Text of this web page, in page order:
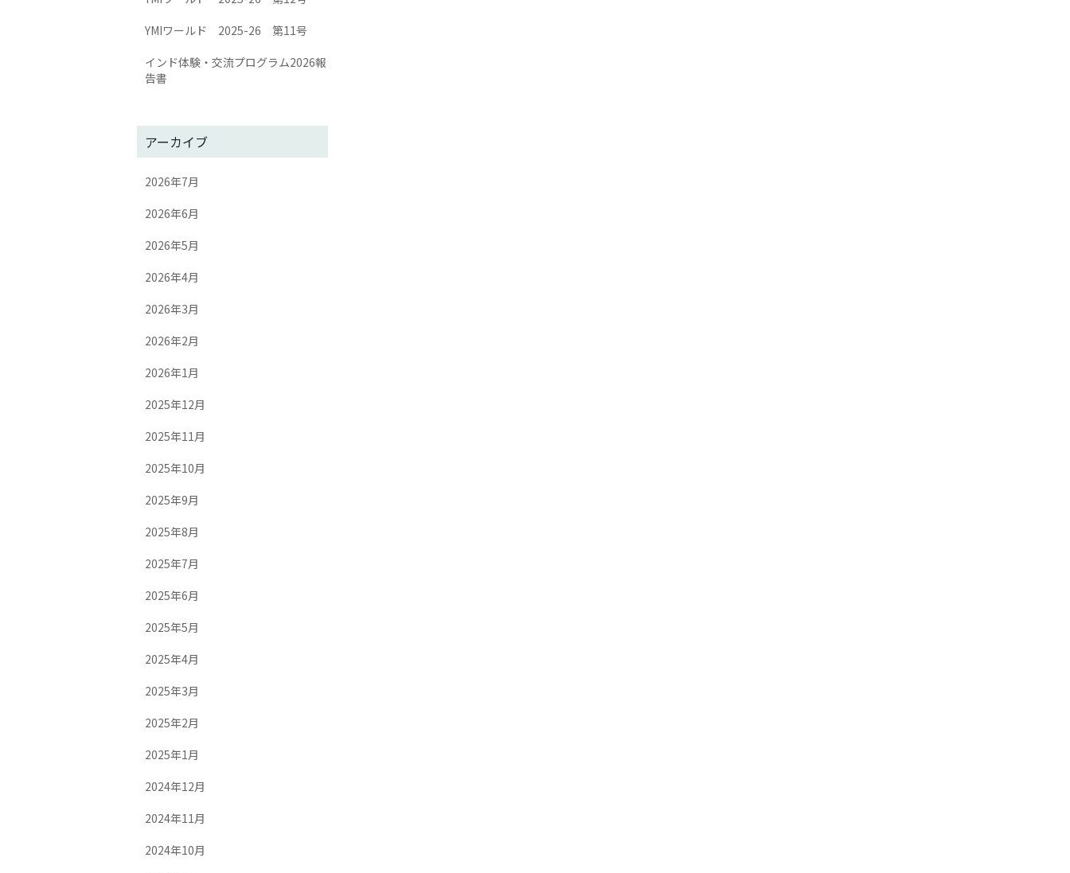
YMIワールド 2025-26 第11号
インド体験・交流プログラム2026報
告書
アーカイブ
2026年7月
2026年6月
2026年5月
2026年4月
2026年3月
2026年2月
2026年1月
2025年12月
2025年11月
2025年10月
2025年9月
2025年8月
2025年7月
2025年6月
2025年5月
2025年4月
2025年3月
2025年2月
2025年1月
2024年12月
2024年11月
2024年10月